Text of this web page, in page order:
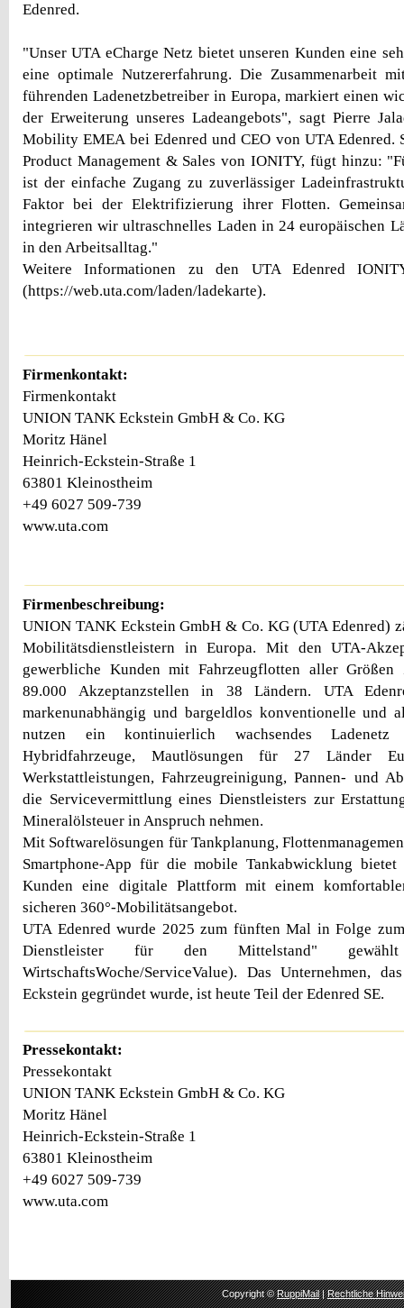
Edenred.
"Unser UTA eCharge Netz bietet unseren Kunden eine
eine optimale Nutzererfahrung. Die Zusammenarbeit
führenden Ladenetzbetreiber in Europa, markiert einen
der Erweiterung unseres Ladeangebots", sagt Pierre
Mobility EMEA bei Edenred und CEO von UTA Edenred.
Product Management & Sales von IONITY, fügt hinzu:
ist der einfache Zugang zu zuverlässiger
Faktor bei der Elektrifizierung ihrer Flotten.
integrieren wir ultraschnelles Laden in 24 europäischen
in den Arbeitsalltag."
Weitere Informationen zu den UTA Edenred
(https://web.uta.com/laden/ladekarte).
Firmenkontakt:
Firmenkontakt
UNION TANK Eckstein GmbH & Co. KG
Moritz Hänel
Heinrich-Eckstein-Straße 1
63801 Kleinostheim
+49 6027 509-739
www.uta.com
Firmenbeschreibung:
UNION TANK Eckstein GmbH & Co. KG (UTA Edenred)
Mobilitätsdienstleistern in Europa. Mit den UTA-
gewerbliche Kunden mit Fahrzeugflotten aller
89.000 Akzeptanzstellen in 38 Ländern. UTA
markenunabhängig und bargeldlos konventionelle und
nutzen ein kontinuierlich wachsendes
Hybridfahrzeuge, Mautlösungen für 27 Länder
Werkstattleistungen, Fahrzeugreinigung, Pannen- und
die Servicevermittlung eines Dienstleisters zur
Mineralölsteuer in Anspruch nehmen.
Mit Softwarelösungen für Tankplanung,
Smartphone-App für die mobile Tankabwicklung bietet
Kunden eine digitale Plattform mit einem
sicheren 360°-Mobilitätsangebot.
UTA Edenred wurde 2025 zum fünften Mal in Folge
Dienstleister für den Mittelstand"
WirtschaftsWoche/ServiceValue). Das Unternehmen,
Eckstein gegründet wurde, ist heute Teil der Edenred SE.
Pressekontakt:
Pressekontakt
UNION TANK Eckstein GmbH & Co. KG
Moritz Hänel
Heinrich-Eckstein-Straße 1
63801 Kleinostheim
+49 6027 509-739
www.uta.com
Copyright ©RuppiMail|Rechtliche